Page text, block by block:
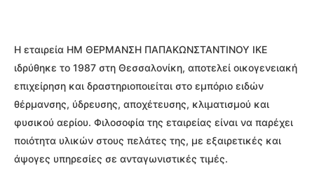
Η εταιρεία ΗΜ ΘΕΡΜΑΝΣΗ ΠΑΠΑΚΩΝΣΤΑΝΤΙΝΟΥ ΙΚΕ
ιδρύθηκε το 1987 στη Θεσσαλονίκη, αποτελεί οικογενειακή
επιχείρηση και δραστηριοποιείται στο εμπόριο ειδών
θέρμανσης, ύδρευσης, αποχέτευσης, κλιματισμού και
φυσικού αερίου. Φιλοσοφία της εταιρείας είναι να παρέχει
ποιότητα υλικών στους πελάτες της, με εξαιρετικές και
άψογες υπηρεσίες σε ανταγωνιστικές τιμές.